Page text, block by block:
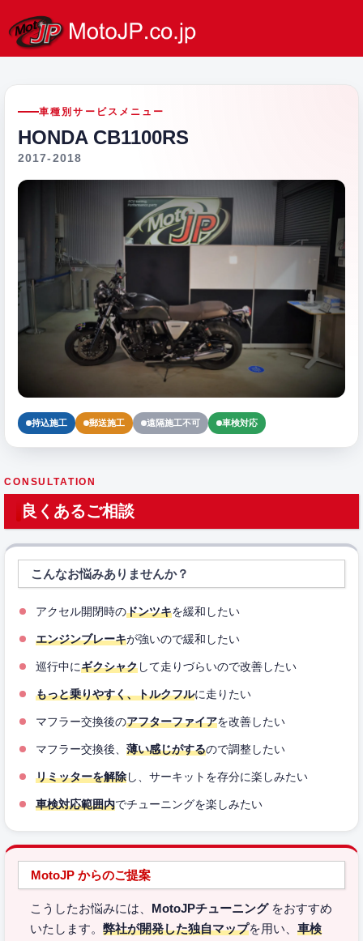
車種別サービスメニュー
HONDA CB1100RS
2017-2018
持込施工 郵送施工 遠隔施工不可 車検対応
CONSULTATION
良くあるご相談
こんなお悩みありませんか？
アクセル開閉時のドンツキを緩和したい
エンジンブレーキが強いので緩和したい
巡行中にギクシャクして走りづらいので改善したい
もっと乗りやすく、トルクフルに走りたい
マフラー交換後のアフターファイアを改善したい
マフラー交換後、 薄い感じがするので調整したい
リミッターを解除し、サーキットを存分に楽しみたい
車検対応範囲内でチューニングを楽しみたい
MotoJP からのご提案
こうしたお悩みには、 MotoJPチューニングをおすすめ
いたします。 弊社が開発した独自マップを用い、 車検